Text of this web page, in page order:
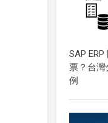
SAP
票？台灣
例